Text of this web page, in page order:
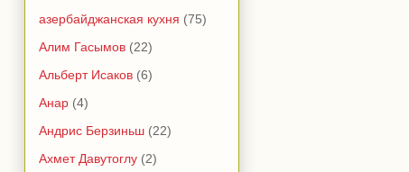
азербайджанская кухня (75)
Алим Гасымов (22)
Альберт Исаков (6)
Анар (4)
Андрис Берзиньш (22)
Ахмет Давутоглу (2)